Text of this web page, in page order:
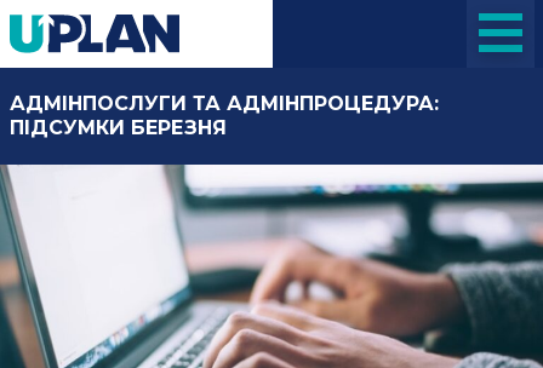
АДМІНПОСЛУГИ ТА АДМІНПРОЦЕДУРА:
ПІДСУМКИ БЕРЕЗНЯ